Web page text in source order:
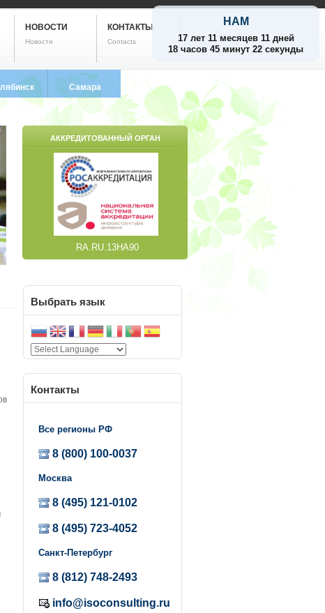
НАМ
17 лет 11 месяцев 11 дней
18 часов 45 минут 23 секунды
НОВОСТИ
Новости
КОНТАКТЫ
Contacts
799-5752
Самара
8 (846) 212-9733
АККРЕДИТОВАННЫЙ ОРГАН
RA.RU.13НА90
Выбрать язык
Контакты
Все регионы РФ
8 (800) 100-0037
Москва
8 (495) 121-0102
8 (495) 723-4052
Санкт-Петербург
8 (812) 748-2493
info@isoconsulting.ru